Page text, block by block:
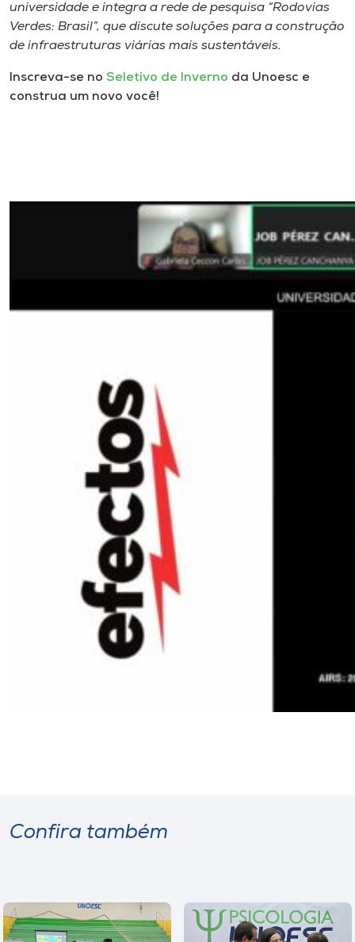
universidade e integra a rede de pesquisa “Rodovias
Verdes: Brasil”, que discute soluções para a construção
de infraestruturas viárias mais sustentáveis.
Inscreva-se no Seletivo de Inverno da Unoesc e
construa um novo você!
Confira também